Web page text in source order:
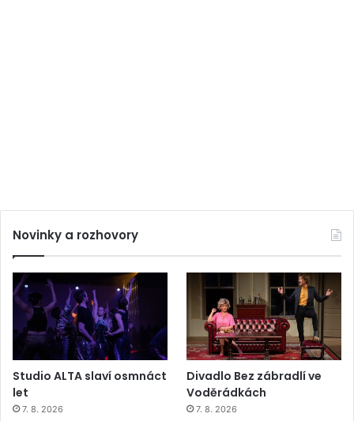
Novinky a rozhovory
Studio ALTA slaví osmnáct
let
7. 8. 2026
Divadlo Bez zábradlí ve
Voděrádkách
7. 8. 2026